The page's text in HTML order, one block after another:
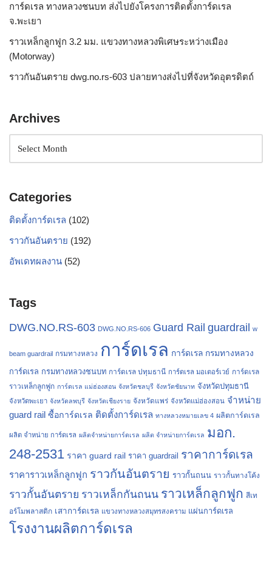
การ์ดเรล ทางหลวงชนบท ส่งไปยังโครงการติดตั้งการ์ดเรล
จ.พะเยา
ราวเหล็กลูกฟูก 3.2 มม. แขวงทางหลวงพิเศษระหว่างเมือง
(Motorway)
ราวกันอันตราย dwg.no.rs-603 ปลายทางส่งไปที่จังหวัดอุตรดิตถ์
Archives
Categories
ติดตั้งการ์ดเรล (102)
ราวกันอันตราย (192)
อัพเดทผลงาน (52)
Tags
DWG.NO.RS-603 DWG.NO.RS-606 Guard Rail guardrail w
beam guardrail กรมทางหลวง การ์ดเรล การ์ดเรล กรมทางหลวง
การ์ดเรล กรมทางหลวงชนบท การ์ดเรล ปทุมธานี การ์ดเรล มอเตอร์เวย์ การ์ดเรล
ราวเหล็กลูกฟูก การ์ดเรล แม่ฮ่องสอน จังหวัดชลบุรี จังหวัดชัยนาท จังหวัดปทุมธานี
จังหวัดพะเยา จังหวัดลพบุรี จังหวัดเชียงราย จังหวัดแพร่ จังหวัดแม่ฮ่องสอน จำหน่าย
guard rail ซื้อการ์ดเรล ติดตั้งการ์ดเรล ทางหลวงหมายเลข 4 ผลิตการ์ดเรล
ผลิต จำหน่าย การ์ดเรล ผลิตจำหน่ายการ์ดเรล ผลิต จำหน่ายการ์ดเรล มอก.
248-2531 ราคา guard rail ราคา guardrail ราคาการ์ดเรล
ราคาราวเหล็กลูกฟูก ราวกันอันตราย ราวกั้นถนน ราวกั้นทางโค้ง
ราวกั้นอันตราย ราวเหล็กกันถนน ราวเหล็กลูกฟูก สีเท
อร์โมพลาสติก เสาการ์ดเรล แขวงทางหลวงสมุทรสงคราม แผ่นการ์ดเรล
โรงงานผลิตการ์ดเรล